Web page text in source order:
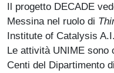
Il progetto DECADE
Messina nel ruolo di
Institute of Catalysis
Le attività UNIME sono
Centi del Dipartimento